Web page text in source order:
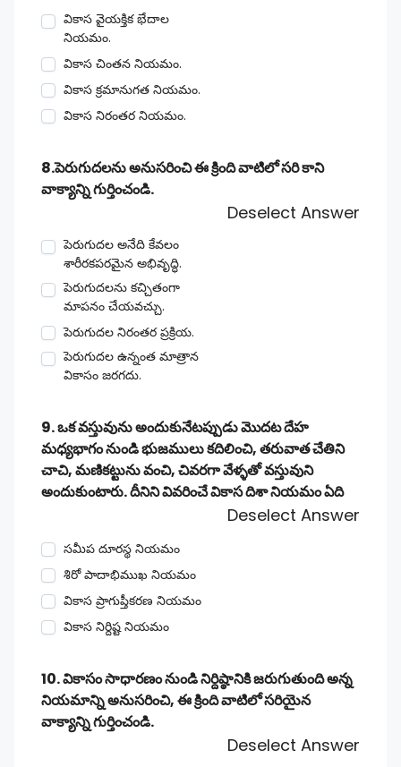
వికాస వైయక్తిక భేదాల
నియమం.
వికాస చింతన నియమం.
వికాస క్రమానుగత నియమం.
వికాస నిరంతర నియమం.
8.పెరుగుదలను అనుసరించి ఈ క్రింది వాటిలో సరి కాని
వాక్యాన్ని గుర్తించండి.
Deselect Answer
పెరుగుదల అనేది కేవలం
శారీరకపరమైన అభివృద్ధి.
పెరుగుదలను కచ్చితంగా
మాపనం చేయవచ్చు.
పెరుగుదల నిరంతర ప్రక్రియ.
పెరుగుదల ఉన్నంత మాత్రాన
వికాసం జరగదు.
9. ఒక వస్తువును అందుకునేటప్పుడు మొదట దేహ
మధ్యభాగం నుండి భుజములు కదిలించి, తరువాత చేతిని
చాచి, మణికట్టును వంచి, చివరగా వేళ్ళతో వస్తువుని
అందుకుంటారు. దీనిని వివరించే వికాస దిశా నియమం ఏది
Deselect Answer
సమీప దూరస్థ నియమం
శిరో పాదాభిముఖ నియమం
వికాస ప్రాగుప్తీకరణ నియమం
వికాస నిర్దిష్ట నియమం
10. వికాసం సాధారణం నుండి నిర్దిష్ఠానికి జరుగుతుంది అన్న
నియమాన్ని అనుసరించి, ఈ క్రింది వాటిలో సరియైన
వాక్యాన్ని గుర్తించండి.
Deselect Answer